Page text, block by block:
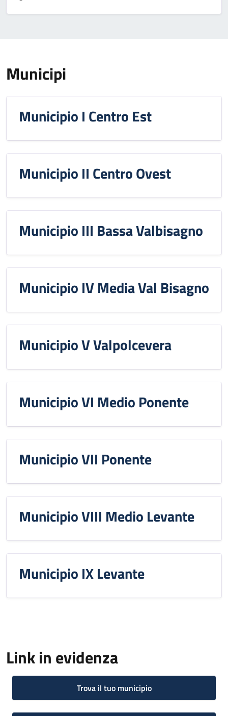
Municipi
Municipio I Centro Est
Municipio II Centro Ovest
Municipio III Bassa Valbisagno
Municipio IV Media Val Bisagno
Municipio V Valpolcevera
Municipio VI Medio Ponente
Municipio VII Ponente
Municipio VIII Medio Levante
Municipio IX Levante
Link in evidenza
Trova il tuo municipio